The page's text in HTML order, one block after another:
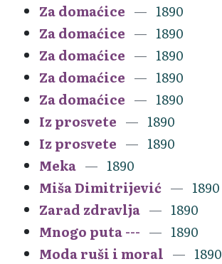
Za domaćice
1890
Za domaćice
1890
Za domaćice
1890
Za domaćice
1890
Za domaćice
1890
Iz prosvete
1890
Iz prosvete
1890
Meka
1890
Miša Dimitrijević
1890
Zarad zdravlja
1890
Mnogo puta ---
1890
Moda ruši i moral
1890